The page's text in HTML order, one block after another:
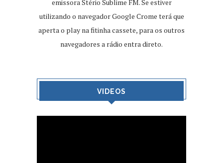
emissora Stério Sublime FM. Se estiver
utilizando o navegador Google Crome terá que
aperta o play na fitinha cassete, para os outros
navegadores a rádio entra direto.
VIDEOS